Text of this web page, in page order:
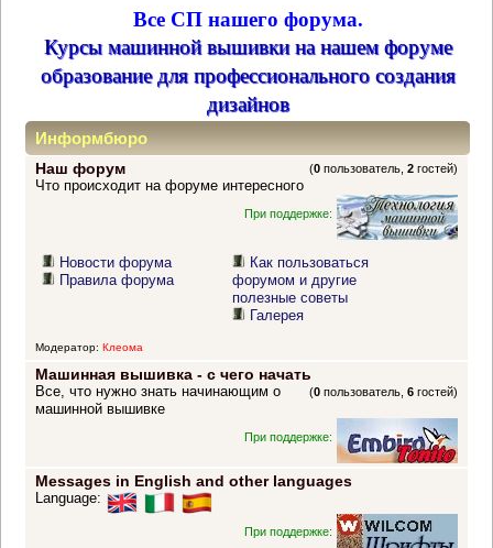
Все СП нашего форума.
Курсы машинной вышивки на нашем форуме
образование для профессионального создания
дизайнов
Информбюро
Наш форум (0 пользователь,2 гостей)
Что происходит на форуме интересного
При поддержке:
Новости форума
Правила форума
Как пользоваться
форумом и другие
полезные советы
Галерея
Модератор: Клеома
Машинная вышивка - с чего начать
(0 пользователь,6 гостей)
Все, что нужно знать начинающим о
машинной вышивке
При поддержке:
Messages in English and other languages
Language:
При поддержке: